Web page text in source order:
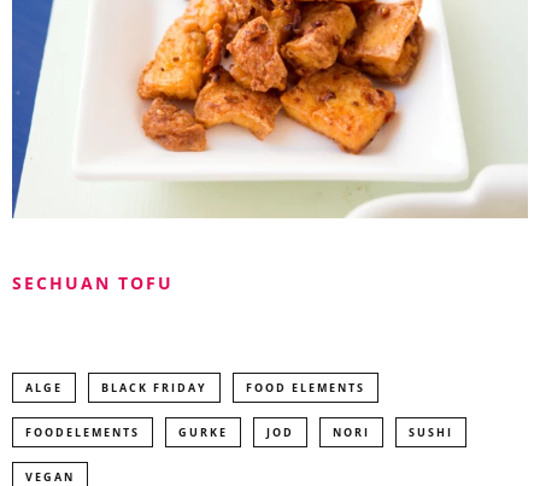
SECHUAN TOFU
ALGE BLACK FRIDAY FOOD ELEMENTS
FOODELEMENTS GURKE JOD NORI SUSHI
VEGAN